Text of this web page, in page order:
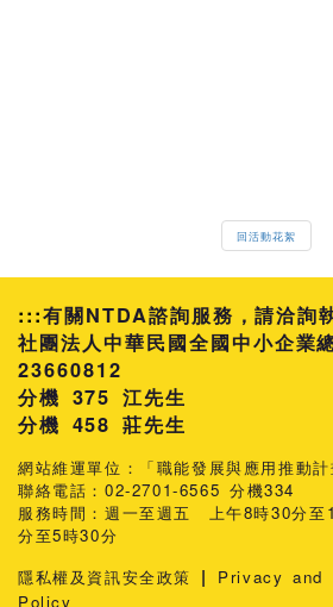
回活動花絮
:::有關NTDA諮詢服務，請洽詢
社團法人中華民國全國中小企業
23660812
分機 375 江先生
458 莊先生
網站維運單位：「職能發展與應用推動
聯絡電話：02-2701-6565 分機334
服務時間：週一至週五 上午8時30分至
分至5時30分
隱私權及資訊安全政策 |
Privacy and
Policy